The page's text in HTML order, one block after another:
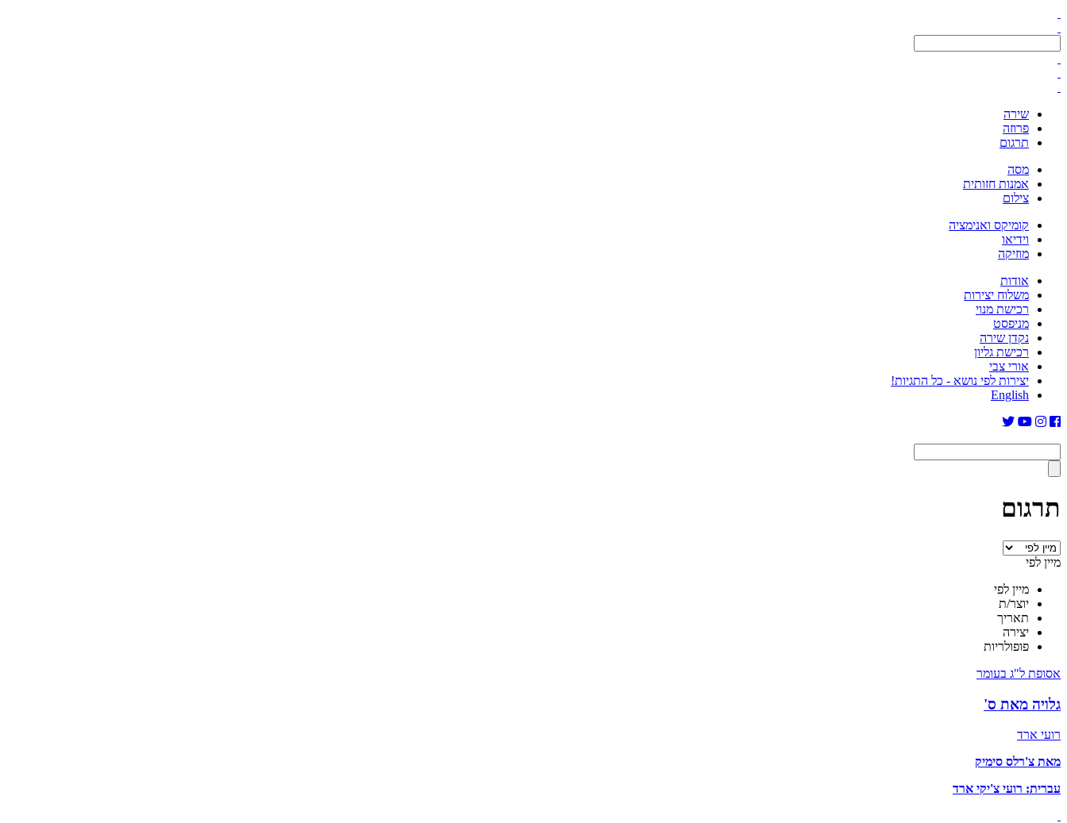
שירה
פרוזה
תרגום
מסה
אמנות חזותית
צילום
קומיקס ואנימציה
וידיאו
מוזיקה
אודות
משלוח יצירות
רכישת מנוי
מניפסט
נקדן שירה
רכישת גליון
אורי צבי
יצירות לפי נושא - כל התגיות!
English
תרגום
מיין לפי
מיין לפי
יוצר/ת
תאריך
יצירה
פופולריות
אסופת ל"ג בעומר
גלויה מאת ס'
רועי ארד
מאת צ'רלס סימיק
עברית: רועי צ'יקי ארד